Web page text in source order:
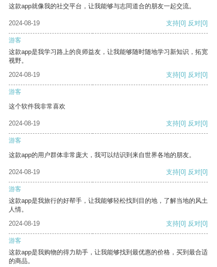
这款app就像我的社交平台，让我能够与志同道合的朋友一起交流。
2024-08-19 支持[0] 反对[0]
游客
这款app是我学习路上的良师益友，让我能够随时随地学习新知识，拓宽
视野。
2024-08-19
支持[0] 反对[0]
游客
这个软件我非常喜欢
2024-08-19 支持[0] 反对[0]
游客
这款app的用户群体非常庞大，我可以结识到来自世界各地的朋友。
2024-08-19 支持[0] 反对[0]
游客
这款app是我旅行的好帮手，让我能够轻松找到目的地，了解当地的风土
人情。
2024-08-19
支持[0] 反对[0]
游客
这款app是我购物的得力助手，让我能够找到最优惠的价格，买到最合适
的商品。